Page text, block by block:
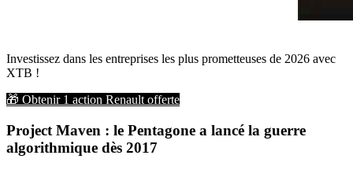
Investissez dans les entreprises les plus prometteuses de 2026 avec
XTB !
🎁 Obtenir 1 action Renault offerte
Project Maven : le Pentagone a lancé la guerre
algorithmique dès 2017